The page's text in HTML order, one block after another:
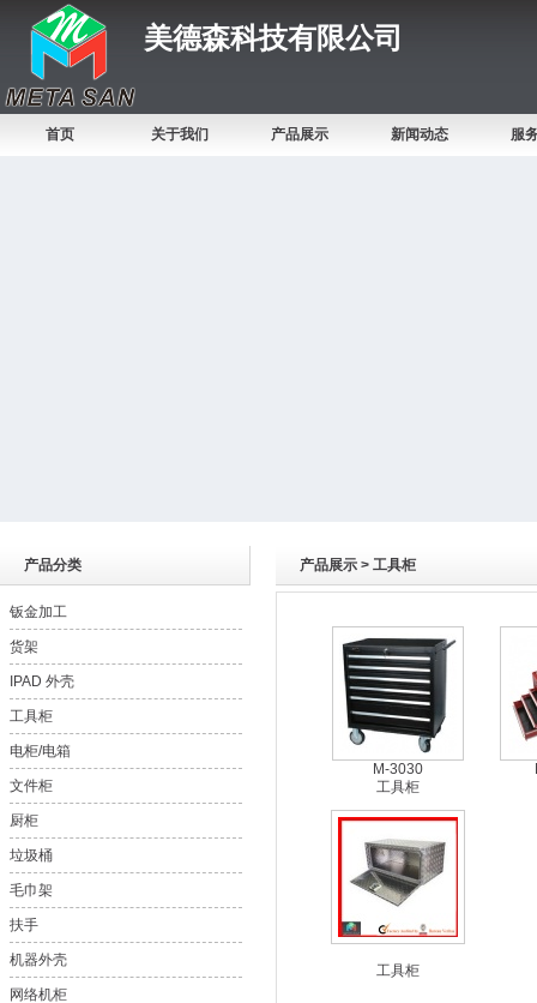
美德森科技有限公司
首页 关于我们 产品展示 新闻动态 服
产品分类
钣金加工
- metal fabrication
- metal fabrication (OEM)
货架
IPAD 外壳
工具柜
电柜/电箱
文件柜
厨柜
垃圾桶
毛巾架
扶手
机器外壳
网络机柜
产品展示 > 工具柜
M-3030
工具柜
工具柜